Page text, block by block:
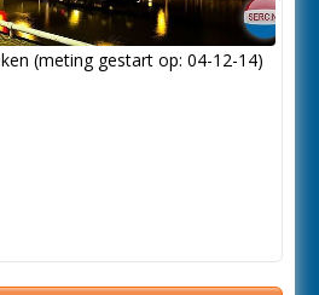
(meting gestart op: 04-12-14)